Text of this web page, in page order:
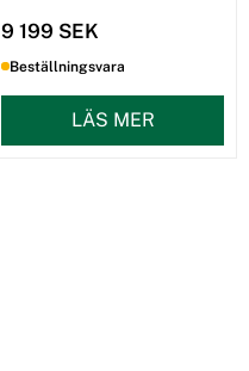
9 199 SEK
Beställningsvara
LÄS MER